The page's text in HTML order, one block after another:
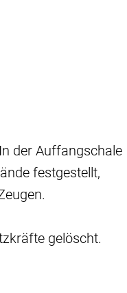
der Auffangschale
festgestellt,
gelöscht.